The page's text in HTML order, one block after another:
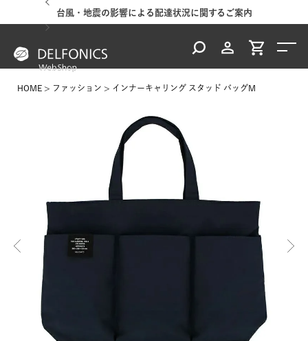
台風・地震の影響による配達状況に関するご案内
HOME ファッション インナーキャリング スタッド バッグM